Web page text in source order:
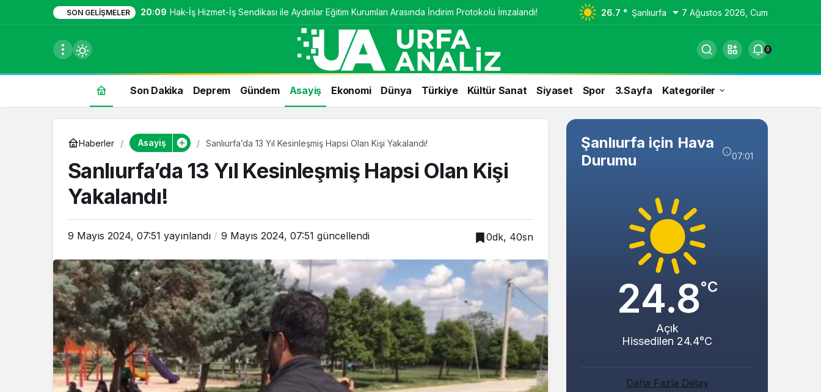
SON GELIŞMELER 20:09 Hak-İş Hizmet-İş Sendikası ile Aydınlar Eğitim Kurumları Arasında İndirim Protokolü İmzalandı! 26.7 ° Şanlıurfa 7 Ağustos 2026, Cum
0
Son Dakika Deprem Gündem Asayiş Ekonomi Dünya Türkiye Kültür Sanat Siyaset Spor 3.Sayfa Kategoriler
Haberler Asayiş Sanlıurfa’da 13 Yıl Kesinleşmiş Hapsi Olan Kişi Yakalandı!
Sanlıurfa’da 13 Yıl Kesinleşmiş Hapsi Olan Kişi
Yakalandı!
9 Mayıs 2024, 07:51 yayınlandı 9 Mayıs 2024, 07:51 güncellendi 0dk, 40sn
Şanlıurfa için Hava
Durumu
07:01
24.8°C
Açık
Hissedilen 24.4°C
Daha Fazla Detay